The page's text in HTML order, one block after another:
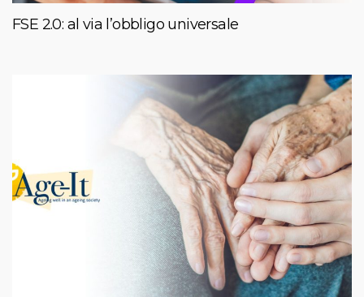
FSE 2.0: al via l’obbligo universale